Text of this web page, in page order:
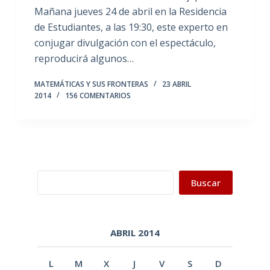
Mañana jueves 24 de abril en la Residencia
de Estudiantes, a las 19:30, este experto en
conjugar divulgación con el espectáculo,
reproducirá algunos…
MATEMÁTICAS Y SUS FRONTERAS
23 ABRIL
2014
156 COMENTARIOS
Buscar
ABRIL 2014
L M X J V S D